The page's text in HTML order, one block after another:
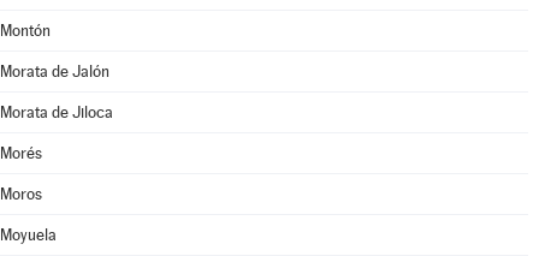
Montón
Morata de Jalón
Morata de Jiloca
Morés
Moros
Moyuela